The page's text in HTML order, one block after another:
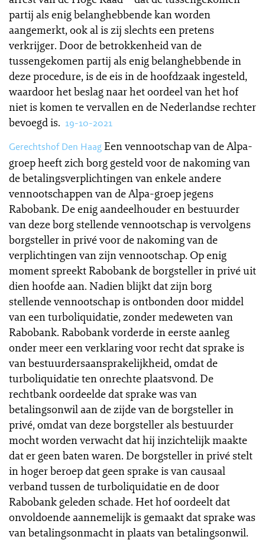
partij als enig belanghebbende kan worden
aangemerkt, ook al is zij slechts een pretens
verkrijger. Door de betrokkenheid van de
tussengekomen partij als enig belanghebbende in
deze procedure, is de eis in de hoofdzaak ingesteld,
waardoor het beslag naar het oordeel van het hof
niet is komen te vervallen en de Nederlandse rechter
bevoegd is. 19-10-2021
Gerechtshof Den HaagEen vennootschap van de Alpa-
groep heeft zich borg gesteld voor de nakoming van
de betalingsverplichtingen van enkele andere
vennootschappen van de Alpa-groep jegens
Rabobank. De enig aandeelhouder en bestuurder
van deze borg stellende vennootschap is vervolgens
borgsteller in privé voor de nakoming van de
verplichtingen van zijn vennootschap. Op enig
moment spreekt Rabobank de borgsteller in privé uit
dien hoofde aan. Nadien blijkt dat zijn borg
stellende vennootschap is ontbonden door middel
van een turboliquidatie, zonder medeweten van
Rabobank. Rabobank vorderde in eerste aanleg
onder meer een verklaring voor recht dat sprake is
van bestuurdersaansprakelijkheid, omdat de
turboliquidatie ten onrechte plaatsvond. De
rechtbank oordeelde dat sprake was van
betalingsonwil aan de zijde van de borgsteller in
privé, omdat van deze borgsteller als bestuurder
mocht worden verwacht dat hij inzichtelijk maakte
dat er geen baten waren. De borgsteller in privé stelt
in hoger beroep dat geen sprake is van causaal
verband tussen de turboliquidatie en de door
Rabobank geleden schade. Het hof oordeelt dat
onvoldoende aannemelijk is gemaakt dat sprake was
van betalingsonmacht in plaats van betalingsonwil.